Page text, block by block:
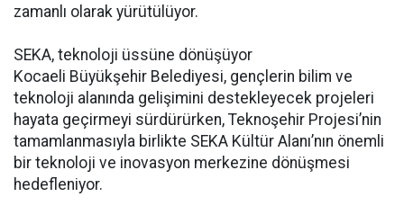
zamanlı olarak yürütülüyor.
SEKA, teknoloji üssüne dönüşüyor
Kocaeli Büyükşehir Belediyesi, gençlerin bilim ve
teknoloji alanında gelişimini destekleyecek projeleri
hayata geçirmeyi sürdürürken, Teknoşehir Projesi’nin
tamamlanmasıyla birlikte SEKA Kültür Alanı’nın önemli
bir teknoloji ve inovasyon merkezine dönüşmesi
hedefleniyor.